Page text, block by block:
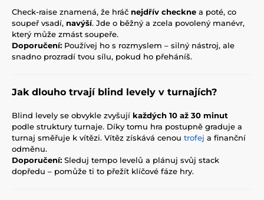
Check-raise znamená, že hráč nejdřív checkne a poté, co
soupeř vsadí, navýší. Jde o běžný a zcela povolený manévr,
který může zmást soupeře.
Doporučení: Používej ho s rozmyslem – silný nástroj, ale
snadno prozradí tvou sílu, pokud ho přeháníš.
Jak dlouho trvají blind levely v turnajích?
Blind levely se obvykle zvyšují každých 10 až 30 minut
podle struktury turnaje. Díky tomu hra postupně graduje a
turnaj směřuje k vítězi. Vítěz získává cenou trofej a finanční
odměnu.
Doporučení: Sleduj tempo levelů a plánuj svůj stack
dopředu – pomůže ti to přežít klíčové fáze hry.